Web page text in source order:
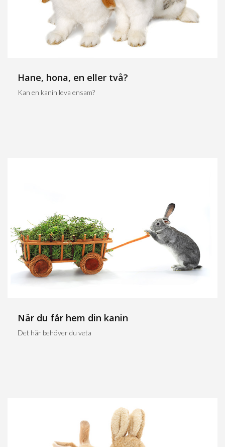
Hane, hona, en eller två?
Kan en kanin leva ensam?
När du får hem din kanin
Det här behöver du veta